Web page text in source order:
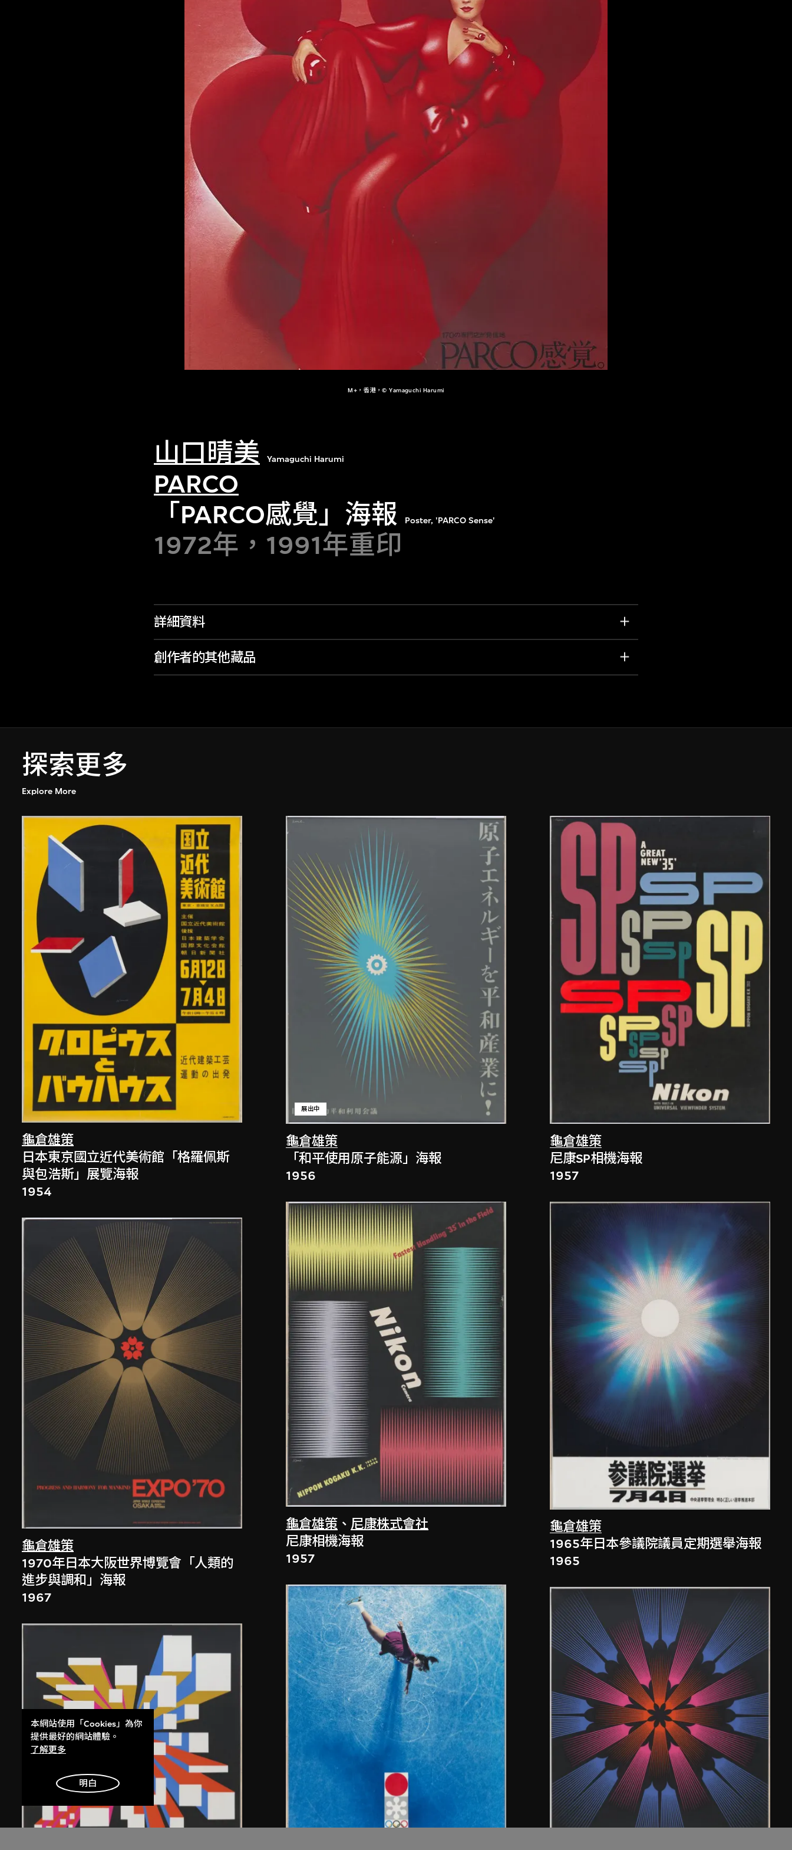
M+，香港，© Yamaguchi Harumi
山口晴美 Yamaguchi Harumi
PARCO
「PARCO感覺」海報
Poster, 'PARCO Sense'
1972年，1991年重印
詳細資料
創作者的其他藏品
探索更多
Explore More
龜倉雄策
日本東京國立近代美術館「格羅佩斯
與包浩斯」展覽海報
1954
龜倉雄策
1970年日本大阪世界博覽會「人類的
進步與調和」海報
1967
龜倉雄策
展出中
「和平使用原子能源」海報
1956
龜倉雄策 、 尼康株式會社
尼康相機海報
1957
龜倉雄策
尼康SP相機海報
1957
龜倉雄策
1965年日本參議院議員定期選舉海報
1965
本網站使用「Cookies」為你
提供最好的網站體驗。
了解更多
明白